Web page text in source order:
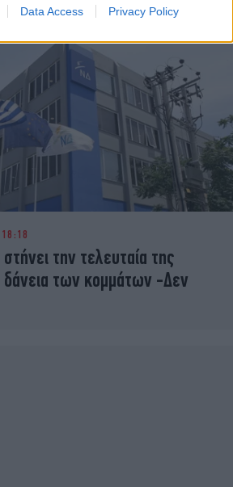
Data Access Privacy Policy
την τελευταία της
των κομμάτων -Δεν